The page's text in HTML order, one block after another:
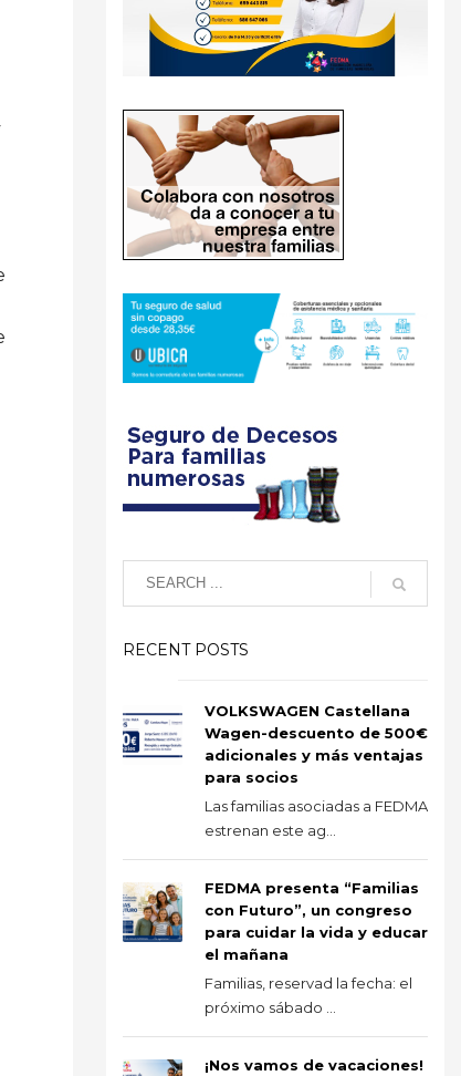
RECENT POSTS
VOLKSWAGEN Castellana
Wagen-descuento de 500€
adicionales y más ventajas
para socios
Las familias asociadas a FEDMA
estrenan este ag...
FEDMA presenta “Familias
con Futuro”, un congreso
para cuidar la vida y educar
el mañana
Familias, reservad la fecha: el
próximo sábado ...
¡Nos vamos de vacaciones!